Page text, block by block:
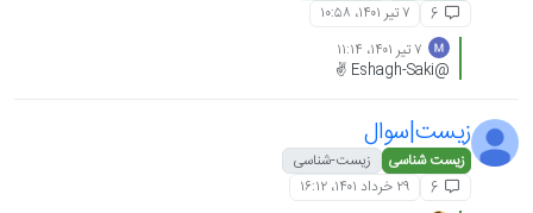
6
۷ تیر ۱۴۰۱،‏ ۱۰:۵۸
۷ تیر ۱۴۰۱،‏ ۱۱:۱۴
@Eshagh-Saki ✌️
زیست|سوال
زیست شناسی
زیست-شناسی
6
۲۹ خرداد ۱۴۰۱،‏ ۱۶:۱۲